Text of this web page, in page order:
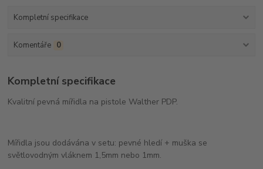
Kompletní specifikace
Komentáře 0
Kompletní specifikace
Kvalitní pevná mířidla na pistole Walther PDP.
Mířidla jsou dodávána v setu: pevné hledí + muška se
světlovodným vláknem 1,5mm nebo 1mm.